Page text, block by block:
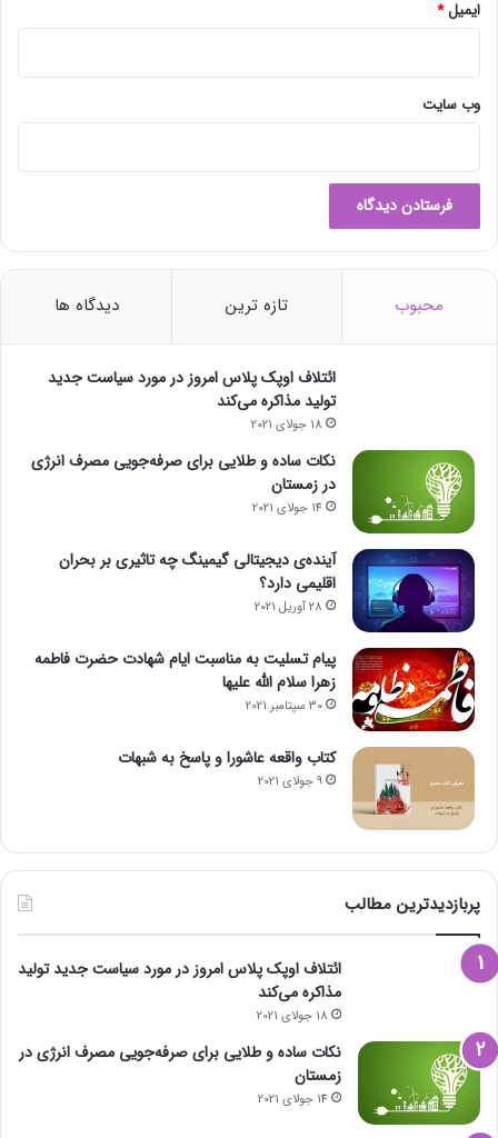
ایمیل*
وب‌ سایت
محبوب تازه ترین دیدگاه ها
ائتلاف اوپک پلاس امروز در مورد سیاست جدید
تولید مذاکره می‌کند
18 جولای 2021
نکات ساده و طلایی برای صرفه‌جویی مصرف انرژی
در زمستان
14 جولای 2021
آینده‌ی دیجیتالی گیمینگ چه تاثیری بر بحران
اقلیمی دارد؟
28 آوریل 2021
پیام تسلیت به مناسبت ایام شهادت حضرت فاطمه
زهرا سلام الله علیها
30 سپتامبر 2021
کتاب واقعه عاشورا و پاسخ به شبهات
9 جولای 2021
پربازدیدترین مطالب
ائتلاف اوپک پلاس امروز در مورد سیاست جدید تولید
مذاکره می‌کند
18 جولای 2021
نکات ساده و طلایی برای صرفه‌جویی مصرف انرژی در
زمستان
14 جولای 2021